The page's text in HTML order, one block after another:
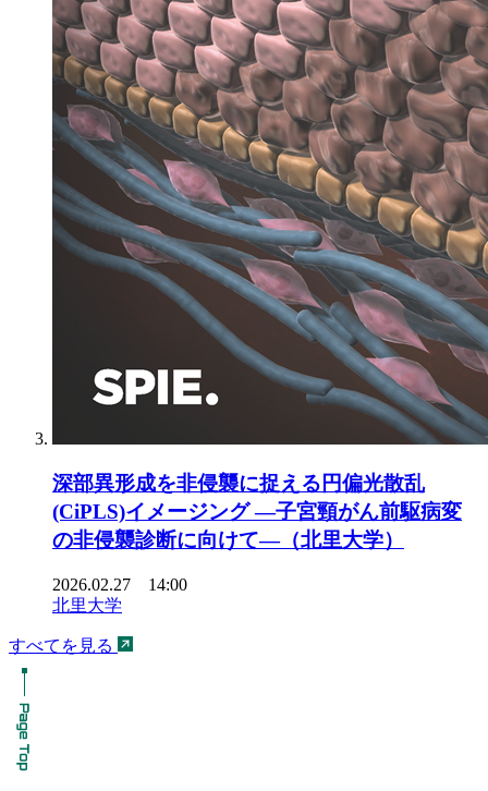
深部異形成を非侵襲に捉える円偏光散乱
(CiPLS)イメージング ―子宮頸がん前駆病変
の非侵襲診断に向けて―（北里大学）
2026.02.27 14:00
北里大学
すべてを見る